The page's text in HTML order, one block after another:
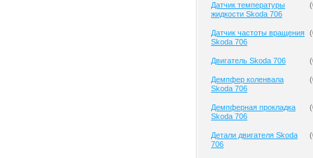
Датчик температуры
жидкости Skoda 706
(
Датчик частоты вращения
Skoda 706
(
Двигатель Skoda 706 (
Демпфер коленвала
Skoda 706
(
Демпферная прокладка
Skoda 706
(
Детали двигателя Skoda
706
(